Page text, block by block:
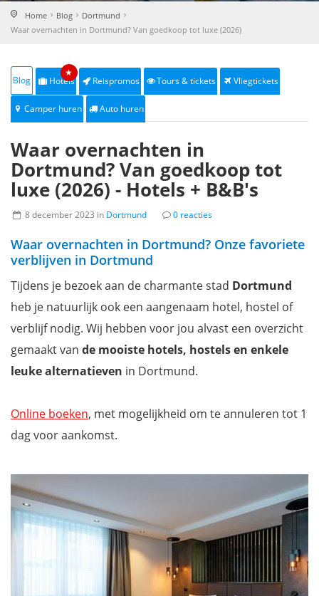
Home Blog
Dortmund
Waar overnachten in Dortmund? Van goedkoop tot luxe (2026)
Blog Hotels
★
Reispromos Tours & tickets Vliegtickets
Camper huren Auto huren
Waar overnachten in
Dortmund? Van goedkoop tot
luxe (2026) - Hotels + B&B's
8 december 2023 in Dortmund 0 reacties
Waar overnachten in Dortmund? Onze favoriete
verblijven in Dortmund
Tijdens je bezoek aan de charmante stad Dortmund
heb je natuurlijk ook een aangenaam hotel, hostel of
verblijf nodig. Wij hebben voor jou alvast een overzicht
gemaakt van de mooiste hotels, hostels en enkele
leuke alternatieven in Dortmund.
Online boeken, met mogelijkheid om te annuleren tot 1
dag voor aankomst.